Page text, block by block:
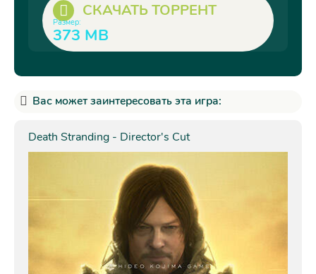
СКАЧАТЬ ТОРРЕНТ
Размер:
373 MB
Вас может заинтересовать эта игра:
Death Stranding - Director's Cut